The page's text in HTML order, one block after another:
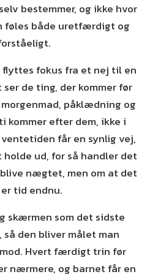
bestemmer, og ikke hvor
føles både uretfærdigt og
fokus fra et nej til en
de ting, der kommer før
påklædning og
kommer efter dem, ikke i
får en synlig vej,
ud, for så handler det
nægtet, men om at det
tid endnu.
skærmen som det sidste
den bliver målet man
Hvert færdigt trin før
nærmere, og barnet får en